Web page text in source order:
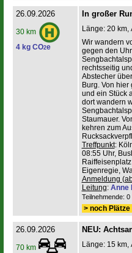
26.09.2026
30 km
4 kg CO2e
In großer
Länge: 20 km,
Wir wandern
gegen den
rechtsseitig
Abstecher
Burg. Von
und ein Stück
dort wandern
Staumauer.
kehren zum
Treffpunkt:
08:55 Uhr,
Eigenregie,
Anmeldung
Leitung: Anne
Teilnehmende:
> noch
26.09.2026
70 km
NEU:
Länge: 15 km,